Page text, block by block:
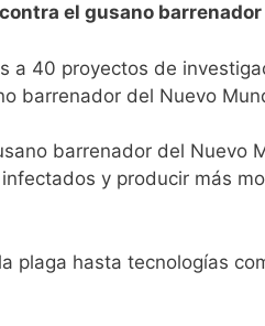
el gusano
a 40 proyectos de
barrenador del Nuevo
barrenador del Nuevo
y producir más
plaga hasta tecnologías